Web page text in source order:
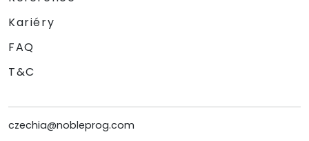
Kariéry
FAQ
T&C
czechia@nobleprog.com